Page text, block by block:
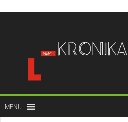
treści
MENU